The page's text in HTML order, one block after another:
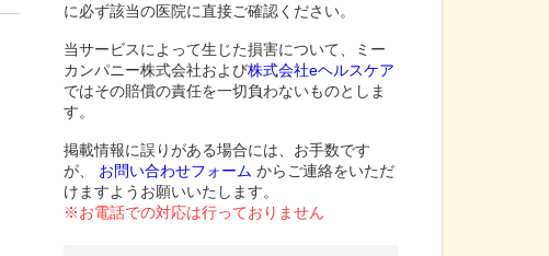
に必ず該当の医院に直接ご確認ください。
当サービスによって生じた損害について、ミー
カンパニー株式会社および株式会社eヘルスケア
ではその賠償の責任を一切負わないものとしま
す。
掲載情報に誤りがある場合には、お手数です
が、
お問い合わせフォーム からご連絡をいただ
けますようお願いいたします。
※お電話での対応は行っておりません